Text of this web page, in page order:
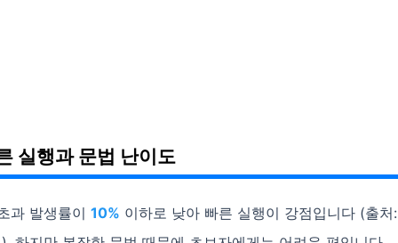
실행과 문법 난이도
과 발생률이 10% 이하로 낮아 빠른 실행이 강점입니다 (출